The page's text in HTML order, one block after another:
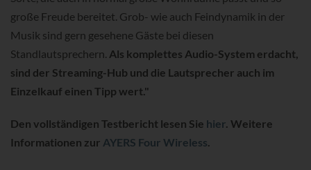
große Freude bereitet. Grob- wie auch Feindynamik in der
Musik sind gern gesehene Gäste bei diesen
Standlautsprechern. Als komplettes Audio-System erdacht,
sind der Streaming-Hub und die Lautsprecher auch im
Einzelkauf einen Tipp wert."
Den vollständigen Testbericht lesen Sie hier. Weitere
Informationen zur AYERS Four Wireless.